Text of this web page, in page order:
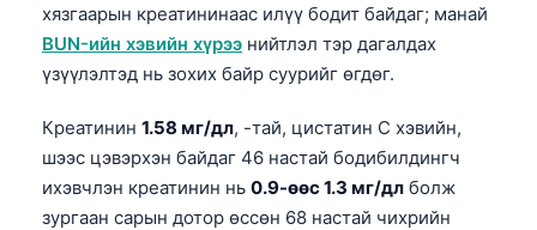
хязгаарын креатининаас илүү бодит байдаг; манай
BUN-ийн хэвийн хүрээ нийтлэл тэр дагалдах
үзүүлэлтэд нь зохих байр суурийг өгдөг.
Креатинин 1.58 мг/дл, -тай, цистатин С хэвийн,
шээс цэвэрхэн байдаг 46 настай бодибилдингч
ихэвчлэн креатинин нь 0.9-өөс 1.3 мг/дл болж
зургаан сарын дотор өссөн 68 настай чихрийн